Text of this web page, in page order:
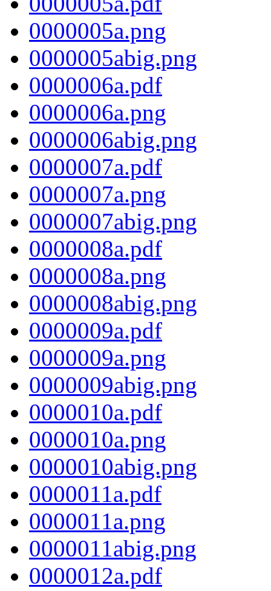
0000005a.png
0000005abig.png
0000006a.pdf
0000006a.png
0000006abig.png
0000007a.pdf
0000007a.png
0000007abig.png
0000008a.pdf
0000008a.png
0000008abig.png
0000009a.pdf
0000009a.png
0000009abig.png
0000010a.pdf
0000010a.png
0000010abig.png
0000011a.pdf
0000011a.png
0000011abig.png
0000012a.pdf